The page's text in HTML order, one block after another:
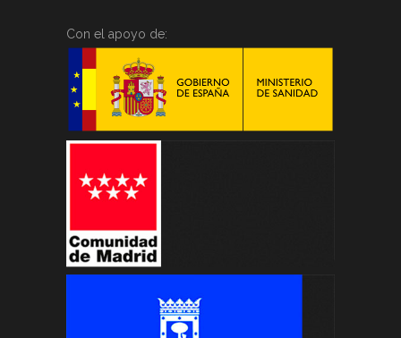
Con el apoyo de: